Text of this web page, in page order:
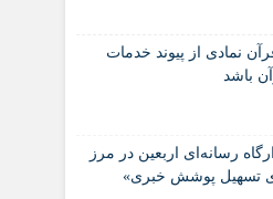
نمادی از پیوند خدمات
باشد
رسانه‌ای اربعین در مرز
تسهیل پوشش خبری»